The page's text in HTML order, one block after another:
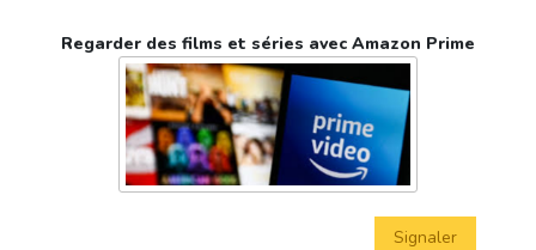
Regarder des films et séries avec Amazon Prime
Signaler